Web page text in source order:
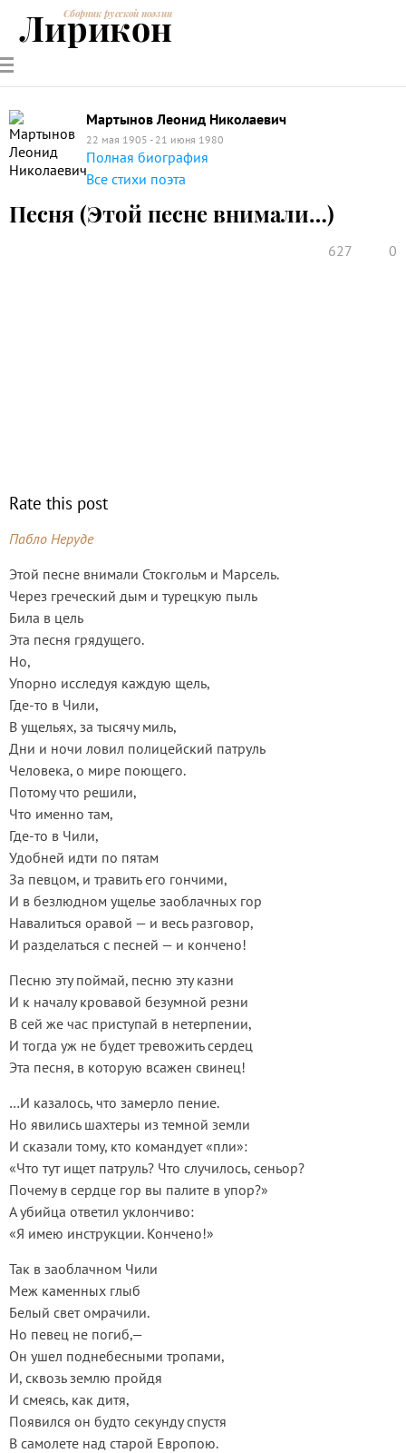
РУССКИЕ
ПОЭТЫ
СОВРЕМЕННИКИЭНЦИКЛОПЕДИЯ
ПОЭЗИИ
Сборник русской поэзии
Лирикон
Мартынов Леонид Николаевич
22 мая 1905 - 21 июня 1980
Полная биография
Все стихи поэта
Песня (Этой песне внимали…)
627 0
Rate this post
Пабло Неруде
Этой песне внимали Стокгольм и Марсель.
Через греческий дым и турецкую пыль
Била в цель
Эта песня грядущего.
Но,
Упорно исследуя каждую щель,
Где-то в Чили,
В ущельях, за тысячу миль,
Дни и ночи ловил полицейский патруль
Человека, о мире поющего.
Потому что решили,
Что именно там,
Где-то в Чили,
Удобней идти по пятам
За певцом, и травить его гончими,
И в безлюдном ущелье заоблачных гор
Навалиться оравой — и весь разговор,
И разделаться с песней — и кончено!
Песню эту поймай, песню эту казни
И к началу кровавой безумной резни
В сей же час приступай в нетерпении,
И тогда уж не будет тревожить сердец
Эта песня, в которую всажен свинец!
…И казалось, что замерло пение.
Но явились шахтеры из темной земли
И сказали тому, кто командует «пли»:
«Что тут ищет патруль? Что случилось, сеньор?
Почему в сердце гор вы палите в упор?»
А убийца ответил уклончиво:
«Я имею инструкции. Кончено!»
Так в заоблачном Чили
Меж каменных глыб
Белый свет омрачили.
Но певец не погиб,—
Он ушел поднебесными тропами,
И, сквозь землю пройдя
И смеясь, как дитя,
Появился он будто секунду спустя
В самолете над старой Европою.